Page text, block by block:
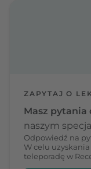
ZAPYTAJ O LEK
Masz pytania
naszym
Odpowiedź na
W celu
teleporadę w